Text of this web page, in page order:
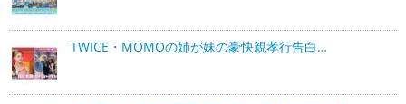
TWICE・MOMOの姉が妹の豪快親孝行告白…